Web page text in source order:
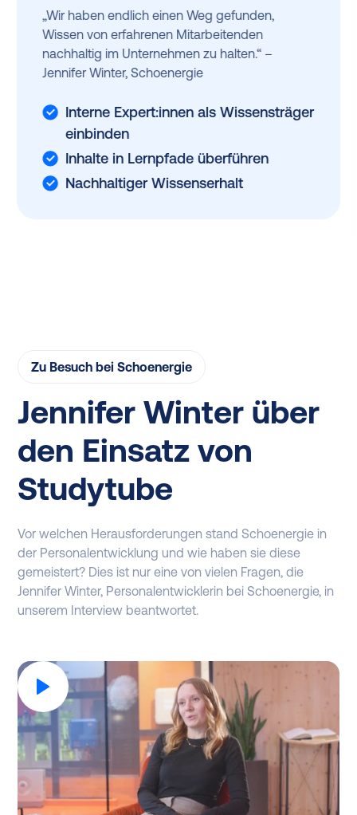
„Wir haben endlich einen Weg gefunden,
Wissen von erfahrenen Mitarbeitenden
nachhaltig im Unternehmen zu halten.“ –
Jennifer Winter, Schoenergie
Interne Expert:innen als Wissensträger
einbinden
Inhalte in Lernpfade überführen
Nachhaltiger Wissenserhalt
Zu Besuch bei Schoenergie
Jennifer Winter über
den Einsatz von
Studytube
Vor welchen Herausforderungen stand Schoenergie in
der Personalentwicklung und wie haben sie diese
gemeistert? Dies ist nur eine von vielen Fragen, die
Jennifer Winter, Personalentwicklerin bei Schoenergie, in
unserem Interview beantwortet.